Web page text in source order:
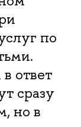
по
ответ
сразу
но в